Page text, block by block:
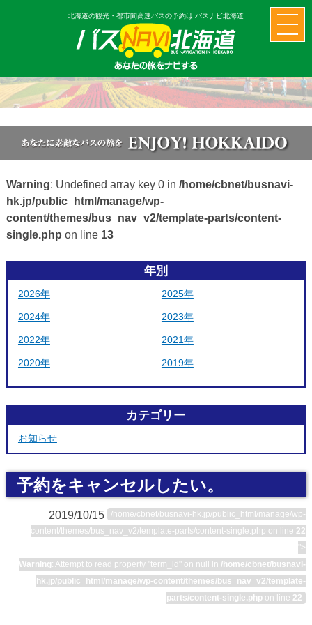
北海道の観光・都市間高速バスの予約は バスナビ北海道
Warning: Undefined array key 0 in /home/cbnet/busnavi-
hk.jp/public_html/manage/wp-
content/themes/bus_nav_v2/template-parts/content-
single.php on line 13
予約をキャンセルしたい。
2019/10/15
/home/cbnet/busnavi-hk.jp/public_html/manage/wp-
content/themes/bus_nav_v2/template-parts/content-single.php on line 22
">
Warning: Attempt to read property "term_id" on null in/home/cbnet/busnavi-
hk.jp/public_html/manage/wp-content/themes/bus_nav_v2/template-
parts/content-single.php on line 22
年別
2026年 2025年
2024年 2023年
2022年 2021年
2020年 2019年
カテゴリー
お知らせ